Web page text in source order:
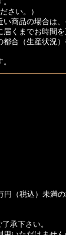
さい。）
商品の場合は、
くまでお時間を
合（生産状況
（税込）未満
承下さい。